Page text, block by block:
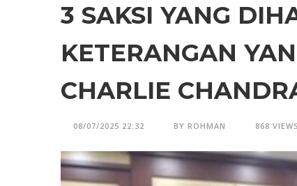
3 SAKSI YANG
KETERANGAN
CHARLIE
08/07/2025 22:32 BY ROHMAN 868 VIEWS